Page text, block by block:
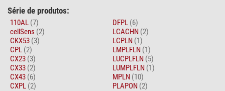
Série de produtos:
110AL (7)
cellSens (2)
CKX53 (3)
CPL (2)
CX23 (3)
CX33 (2)
CX43 (6)
CXPL (2)
DFPL (6)
LCACHN (2)
LCPLN (1)
LMPLFLN (1)
LUCPLFLN (5)
LUMPLFLN (1)
MPLN (10)
PLAPON (2)